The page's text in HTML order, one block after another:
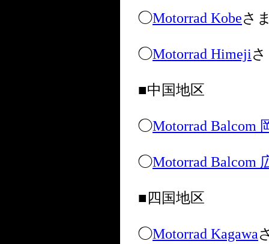
◯Motorrad Kobeさ
◯Motorrad Himeji
■中国地区
◯Motorrad Balcom
◯Motorrad Balcom
■四国地区
◯Motorrad Kagawa